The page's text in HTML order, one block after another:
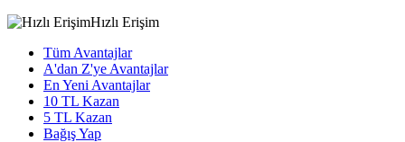
Hızlı Erişim
Tüm Avantajlar
A'dan Z'ye Avantajlar
En Yeni Avantajlar
10 TL Kazan
5 TL Kazan
Bağış Yap